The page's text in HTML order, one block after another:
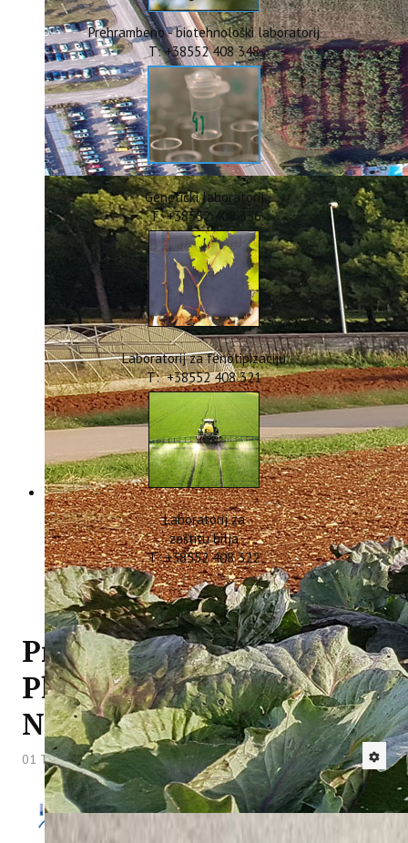
DIGIAGRI
GreenTea
CIRCOLIVE
Prehrambeno - biotehnološki laboratorij
T: +38552 408 348
Genetički laboratorij
T: +38552 408 336
Laboratorij za fenotipizaciju
T: +38552 408 321
Laboratorij za
zaštitu bilja
T: +38552 408 322
Projekt ConsumeLess
Plus predstavljen u
Novigradu i Pazinu
01 Travanj 2022 Hitova: 4497
Dana 31. ožujka 2022. projekt